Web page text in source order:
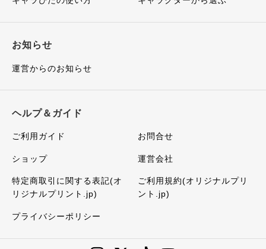
お知らせ
運営からのお知らせ
ヘルプ＆ガイド
ご利用ガイド お問合せ
ショップ 運営会社
特定商取引に関する表記(オ
リジナルプリント.jp)
ご利用規約(オリジナルプリ
ント.jp)
プライバシーポリシー